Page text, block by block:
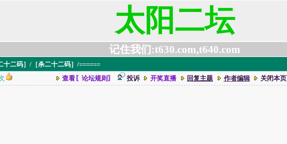
太阳二坛
记住我们:t630.com,t640.com
十二码］/［杀二十二码］/======
查看〖论坛规则〗 投诉 开奖直播 回复主题 作者编辑 关闭本页